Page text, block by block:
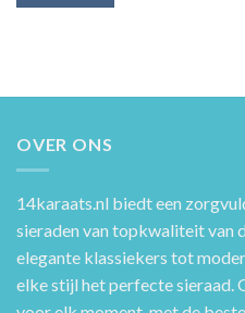
OVER ONS
14karaats.nl biedt een
sieraden van topkwaliteit van
elegante klassiekers tot
elke stijl het perfecte sieraad.